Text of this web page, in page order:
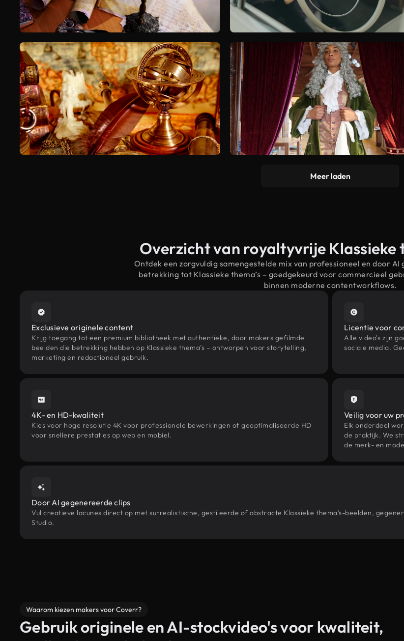
Meer laden
Overzicht van royaltyvrije Klassieke
Ontdek een zorgvuldig samengestelde mix van professioneel en door
betrekking tot Klassieke thema’s – goedgekeurd voor commercieel
binnen moderne contentworkflows.
Exclusieve originele content
Krijg toegang tot een premium bibliotheek met authentieke, door makers gefilmde
beelden die betrekking hebben op Klassieke thema’s – ontworpen voor storytelling,
marketing en redactioneel gebruik.
Licentie voor
Alle video's zijn
sociale media.
4K- en HD-kwaliteit
Kies voor hoge resolutie 4K voor professionele bewerkingen of geoptimaliseerde HD
voor snellere prestaties op web en mobiel.
Veilig voor uw
Elk onderdeel
de praktijk. We
de merk- en
Door AI gegenereerde clips
Vul creatieve lacunes direct op met surrealistische, gestileerde of abstracte Klassieke thema’s-beelden,
Studio.
Waarom kiezen makers voor Coverr?
Gebruik originele en AI-stockvideo's voor kwaliteit,